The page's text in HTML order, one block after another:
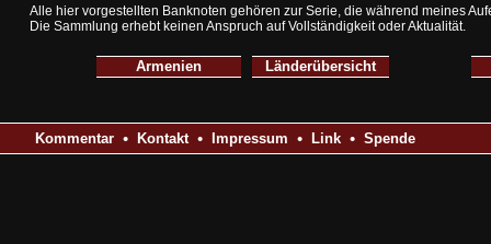
Alle hier vorgestellten Banknoten gehören zur Serie, die während meines
Die Sammlung erhebt keinen Anspruch auf Vollständigkeit oder Aktualität.
Armenien Länderübersicht
Kommentar • Kontakt • Impressum • Link • Spende